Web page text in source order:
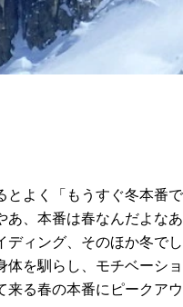
よく「もうすぐ冬本番
あ、本番は春なんだよな
ディング、そのほか冬で
体を馴らし、モチベーシ
る春の本番にピークア